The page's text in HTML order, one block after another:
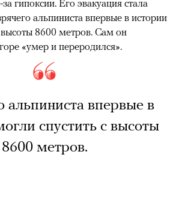
гипоксии. Его эвакуация стала
альпиниста впервые в истории
высоты 8600 метров. Сам он
«умер и переродился».
альпиниста впервые в
спустить с высоты
8600 метров.